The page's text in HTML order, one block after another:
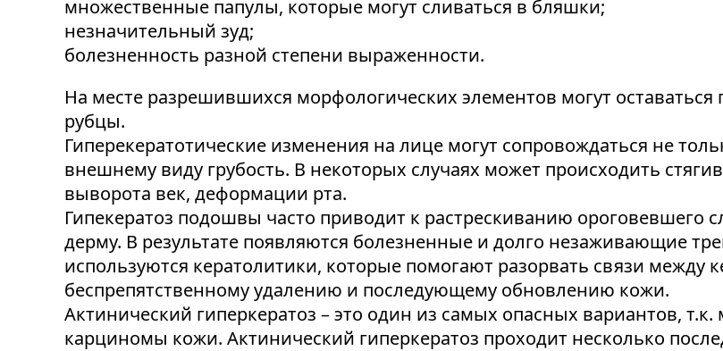
множественные папулы, которые могут сливаться в бляшки;
незначительный зуд;
болезненность разной степени выраженности.
На месте разрешившихся морфологических элементов могут
рубцы.
Гиперекератотические изменения на лице могут сопровождаться не
внешнему виду грубость. В некоторых случаях может происходить
выворота век, деформации рта.
Гипекератоз подошвы часто приводит к растрескиванию ороговевшего
дерму. В результате появляются болезненные и долго незаживающие
используются кератолитики, которые помогают разорвать связи между
беспрепятственному удалению и последующему обновлению кожи.
Актинический гиперкератоз – это один из самых опасных вариантов,
карциномы кожи. Актинический гиперкератоз проходит несколько